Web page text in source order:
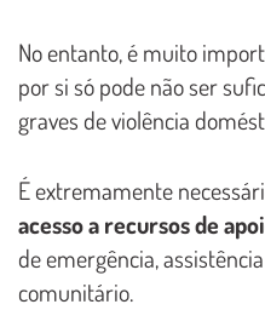
No entanto, é muito
por si só pode não ser
graves de violência
É extremamente
acesso a recursos de
de emergência,
comunitário.